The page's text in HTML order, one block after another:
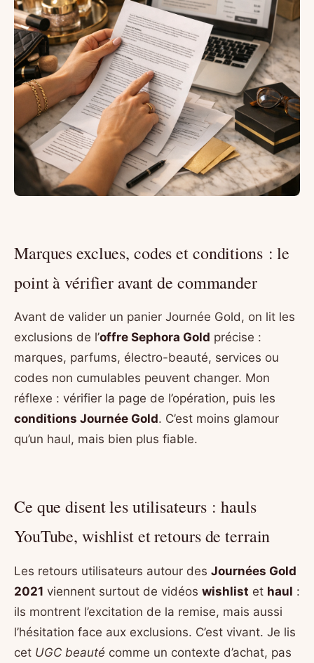
Marques exclues, codes et conditions : le
point à vérifier avant de commander
Avant de valider un panier Journée Gold, on lit les
exclusions de l’offre Sephora Gold précise :
marques, parfums, électro-beauté, services ou
codes non cumulables peuvent changer. Mon
réflexe : vérifier la page de l’opération, puis les
conditions Journée Gold. C’est moins glamour
qu’un haul, mais bien plus fiable.
Ce que disent les utilisateurs : hauls
YouTube, wishlist et retours de terrain
Les retours utilisateurs autour des Journées Gold
2021 viennent surtout de vidéos wishlist et haul :
ils montrent l’excitation de la remise, mais aussi
l’hésitation face aux exclusions. C’est vivant. Je lis
cet UGC beauté comme un contexte d’achat, pas